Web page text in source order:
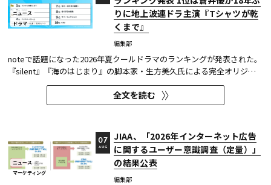
ニュース
ドラマ
りに地上波連ドラ主演『Tシャツが乾
くまで』
編集部
noteで話題になった2026年夏クールドラマのランキングが発表された。
『silent』『海のはじまり』の脚本家・生方美久氏による完全オリジナ
ル作品で、蒼井優が18年ぶりに地上波連続ドラマの主演を務めた『Tシ
ャツが乾くまで』が第1位に輝いた。 また今回、Netflixの『ガス人間』
が3位にランクイン。春クールの『九条の大罪』に続き、2クール...
全文を読む
ニュース
マーケティング
JIAA、「2026年インターネット広告
に関するユーザー意識調査（定量）」
の結果公表
編集部
07
AUG